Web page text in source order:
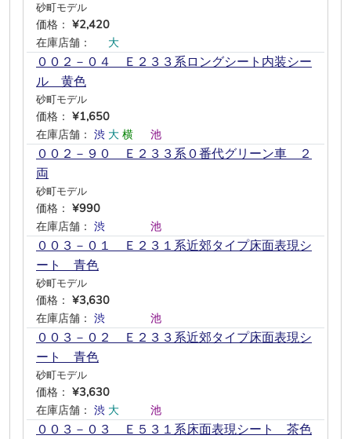
砂町モデル
価格： ¥2,420
在庫店舗：
大
００２－０４ Ｅ２３３系ロングシート内装シー
ル 黄色
砂町モデル
価格： ¥1,650
在庫店舗： 渋 大 横 池
００２－９０ Ｅ２３３系０番代グリーン車 ２
両
砂町モデル
価格： ¥990
在庫店舗： 渋 池
００３－０１ Ｅ２３１系近郊タイプ床面表現シ
ート 青色
砂町モデル
価格： ¥3,630
在庫店舗： 渋 池
００３－０２ Ｅ２３３系近郊タイプ床面表現シ
ート 青色
砂町モデル
価格： ¥3,630
在庫店舗： 渋 大 池
００３－０３ Ｅ５３１系床面表現シート 茶色